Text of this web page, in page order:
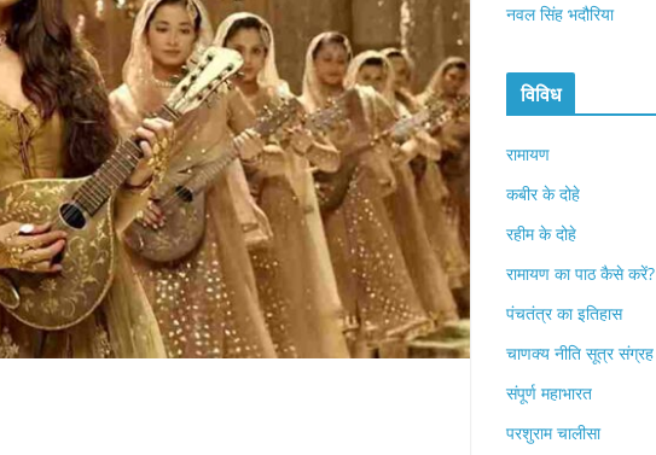
नवल सिंह भदौरिया
विविध
रामायण
कबीर के दोहे
रहीम के दोहे
रामायण का पाठ कैसे करें?
पंचतंत्र का इतिहास
चाणक्य नीति सूत्र संग्रह
संपूर्ण महाभारत
परशुराम चालीसा